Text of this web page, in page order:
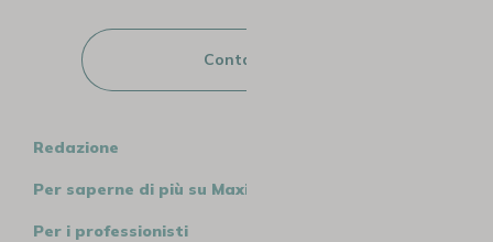
Contattaci
Redazione
Per saperne di più su MaxiCoffee
Per i professionisti